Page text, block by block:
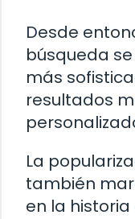
Desde
búsqueda
más
resultados
La
también
en la historia